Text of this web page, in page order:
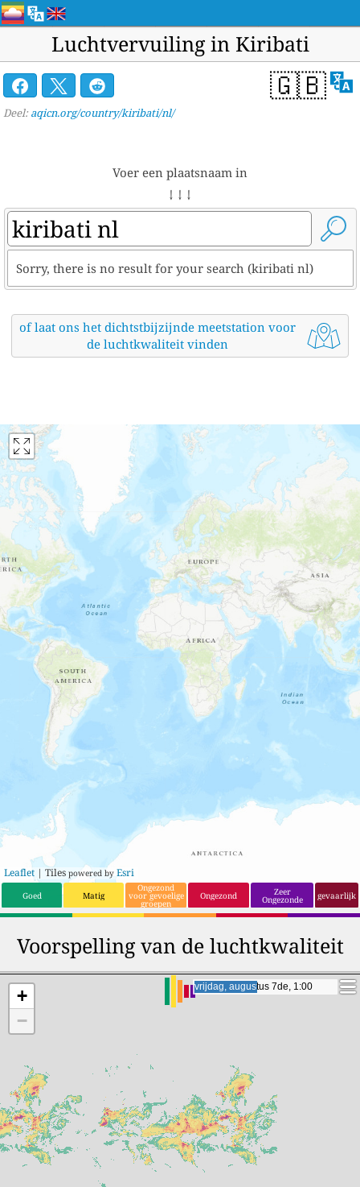
Luchtvervuiling in Kiribati
🇬🇧
Deel: aqicn.org/country/kiribati/nl/
Voer een plaatsnaam in
↓ ↓ ↓
Sorry, there is no result for your search (kiribati nl)
of laat ons het dichtstbijzijnde meetstation voor
de luchtkwaliteit vinden
Leaflet | Tiles powered by Esri
Goed Matig
Ongezond
voor gevoelige
groepen
Ongezond Zeer
Ongezonde gevaarlijk
Voorspelling van de luchtkwaliteit
vrijdag, augustus 7de, 22:00
vrijdag, augustus 7de, 22:00
+
−